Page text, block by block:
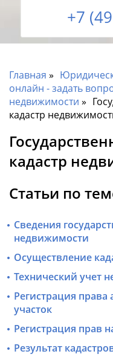
+7
Главная
онлайн - задать
недвижимости
кадастр
кадастр
Статьи по
Сведения
недвижимости
Осуществление
Технический учет
Регистрация
участок
Регистрация прав
Результат